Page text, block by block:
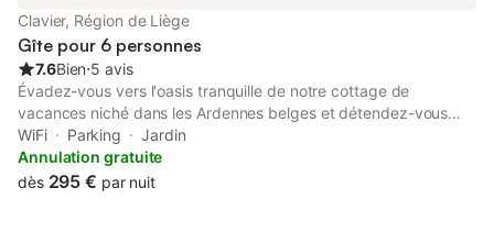
Clavier, Région de Liège
Gîte pour 6 personnes
7.6Bien⋅5 avis
Évadez-vous vers l'oasis tranquille de notre cottage de
vacances niché dans les Ardennes belges et détendez-vous
totalement dans la nature. Notre ancienne ferme isolée se
trouve à seulement 20 minutes de Durbuy et Ciney et à 30
minutes de Namur, Liège et Rochefort, tout en offrant tout le
WiFi Parking
Jardin
Annulation gratuite
dès 295 € par nuit